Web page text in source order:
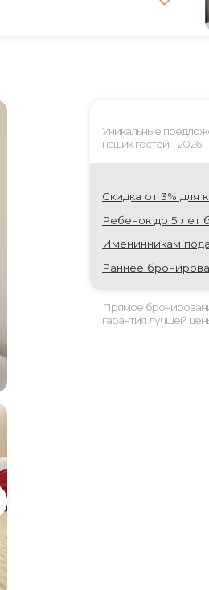
Уникальные
наших гостей - 2026
Скидка от 3% для
Ребенок до 5 лет
Именинникам
Раннее
Прямое
гарантия лучшей